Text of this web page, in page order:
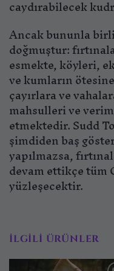
caydırabilecek
Ancak bununla
doğmuştur:
esmekte, köyleri,
ve kumların
çayırlara ve
mahsulleri ve
etmektedir. Sudd
şimdiden baş
yapılmazsa,
devam ettikçe tüm
yüzleşecektir.
İLGILI ÜRÜNLER